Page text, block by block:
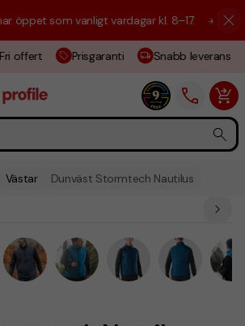
som vanligt vardagar kl. 8–17. ☀️ Vi är här
offert Prisgaranti Snabb leverans
Västar Dunväst Stormtech Nautilus